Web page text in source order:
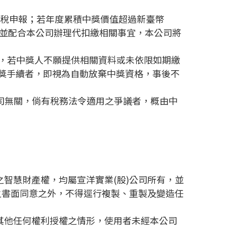
申報；若年度累積中獎價值超過新臺幣
配合本公司辦理代扣繳相關事宜，本公司將
若中獎人不願提供相關資料或未依限如期繳
續者，即視為自動放棄中獎資格，事後不
關，倘有稅務法令適用之爭議者，概由中
慧財產權，均屬宣洋實業(股)公司所有，並
面同意之外，不得逕行複製、重製及變造任
任何權利授權之情形，使用者未經本公司